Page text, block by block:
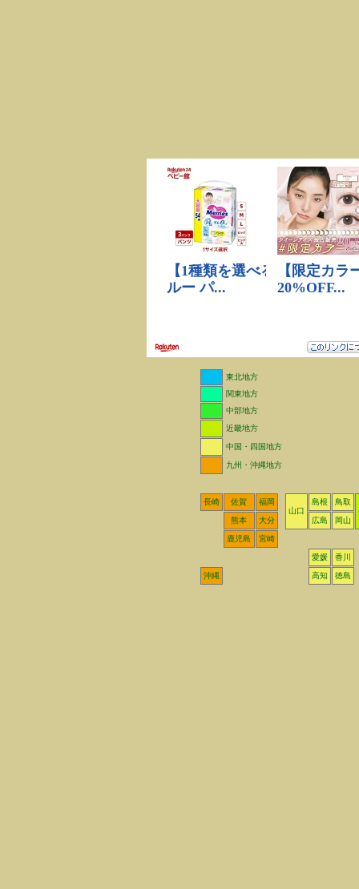
東北地方
関東地方
中部地方
近畿地方
中国・四国地方
九州・沖縄地方
長崎 佐賀
福岡
山口
島根
鳥取
熊本
大分 広島 岡山
鹿児島 宮崎
愛媛 香川
沖縄 高知 徳島